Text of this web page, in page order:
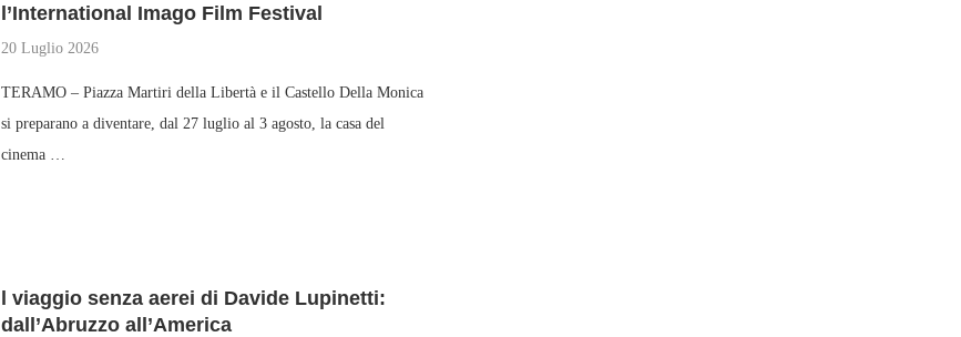
l’International Imago Film Festival
20 Luglio 2026
TERAMO – Piazza Martiri della Libertà e il Castello Della Monica
si preparano a diventare, dal 27 luglio al 3 agosto, la casa del
cinema …
l viaggio senza aerei di Davide Lupinetti:
dall’Abruzzo all’America